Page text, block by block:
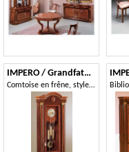
IMPERO / Grandfather corner clock
Comtoise en frêne, style classique de luxe